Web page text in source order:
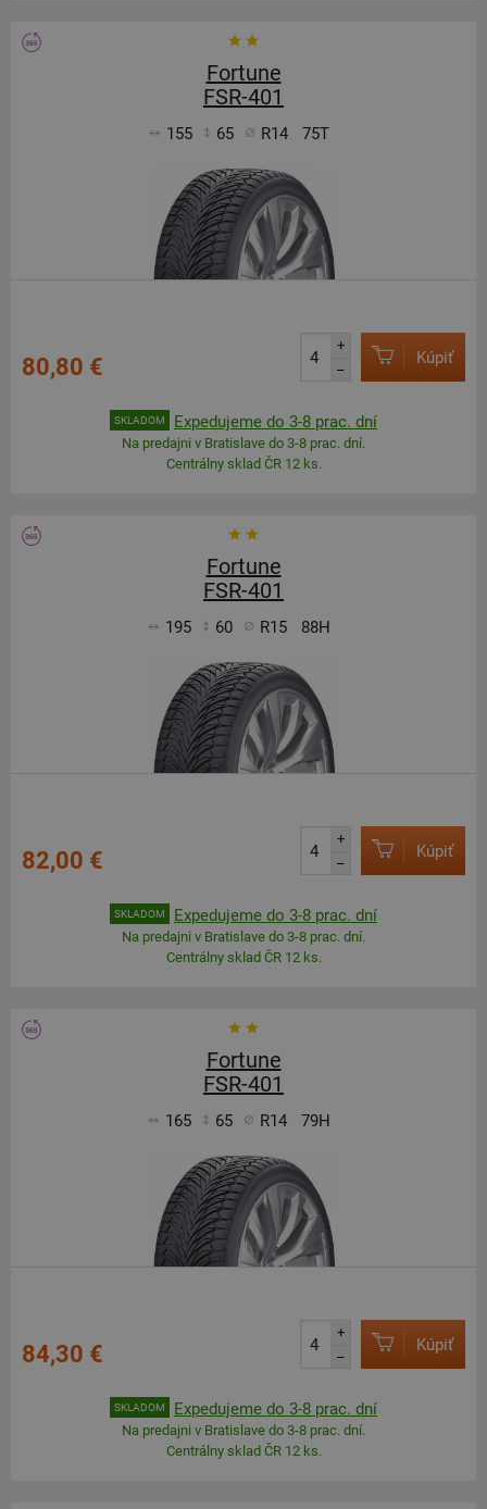
Fortune
FSR-401
155 65 R14 75T
80,80 €
+
–
Kúpiť
SKLADOM Expedujeme do 3-8 prac. dní
Na predajni v Bratislave do 3-8 prac. dní.
Centrálny sklad ČR 12 ks.
Fortune
FSR-401
195 60 R15 88H
82,00 €
+
–
Kúpiť
SKLADOM Expedujeme do 3-8 prac. dní
Na predajni v Bratislave do 3-8 prac. dní.
Centrálny sklad ČR 12 ks.
Fortune
FSR-401
165 65 R14 79H
84,30 €
+
–
Kúpiť
SKLADOM Expedujeme do 3-8 prac. dní
Na predajni v Bratislave do 3-8 prac. dní.
Centrálny sklad ČR 12 ks.